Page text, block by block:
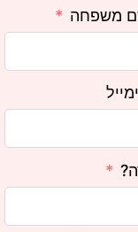
משפחה